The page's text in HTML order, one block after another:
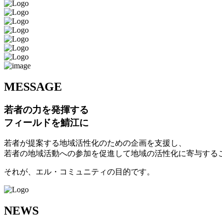
MESSAGE
若者の力を発揮する
フィールドを鯖江に
若者が提案する地域活性化のための企画を支援し、
若者の地域活動への参加を促進して地域の活性化に寄与する
それが、エル・コミュニティの目的です。
NEWS